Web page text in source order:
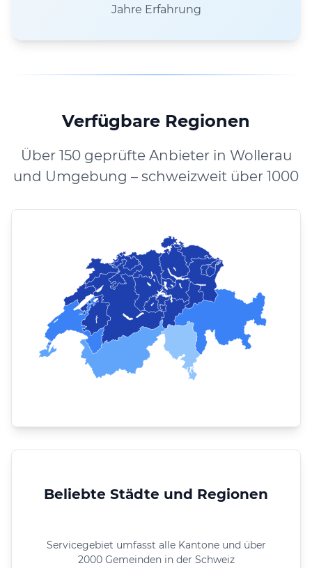
Jahre Erfahrung
Verfügbare Regionen
Über 150 geprüfte Anbieter in Wollerau
und Umgebung – schweizweit über 1000
Beliebte Städte und Regionen
Servicegebiet umfasst alle Kantone und über
2000 Gemeinden in der Schweiz